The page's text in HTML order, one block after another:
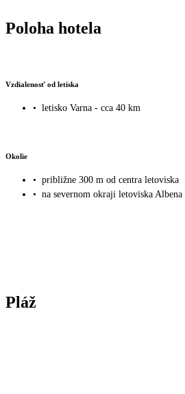
Poloha hotela
Vzdialenosť od letiska
• letisko Varna - cca 40 km
Okolie
• približne 300 m od centra letoviska
• na severnom okraji letoviska Albena
Pláž